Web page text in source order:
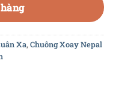
Xa, Chuông Xoay Nepal